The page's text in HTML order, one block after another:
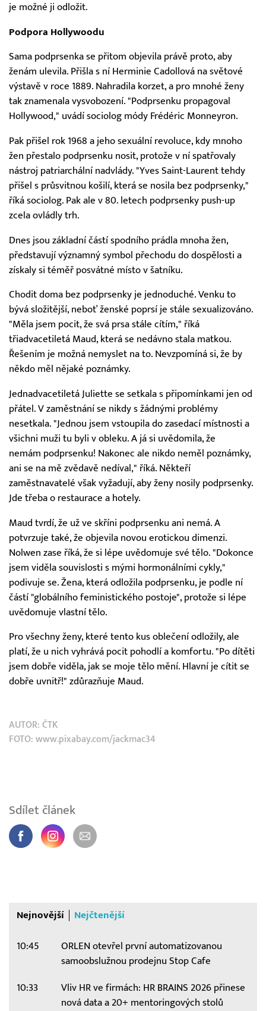
je možné ji odložit.
Podpora Hollywoodu
Sama podprsenka se přitom objevila právě proto, aby
ženám ulevila. Přišla s ní Herminie Cadollová na světové
výstavě v roce 1889. Nahradila korzet, a pro mnohé ženy
tak znamenala vysvobození. "Podprsenku propagoval
Hollywood," uvádí sociolog módy Frédéric Monneyron.
Pak přišel rok 1968 a jeho sexuální revoluce, kdy mnoho
žen přestalo podprsenku nosit, protože v ní spatřovaly
nástroj patriarchální nadvlády. "Yves Saint-Laurent tehdy
přišel s průsvitnou košilí, která se nosila bez podprsenky,"
říká sociolog. Pak ale v 80. letech podprsenky push-up
zcela ovládly trh.
Dnes jsou základní částí spodního prádla mnoha žen,
představují významný symbol přechodu do dospělosti a
získaly si téměř posvátné místo v šatníku.
Chodit doma bez podprsenky je jednoduché. Venku to
bývá složitější, neboť ženské poprsí je stále sexualizováno.
"Měla jsem pocit, že svá prsa stále cítím," říká
třiadvacetiletá Maud, která se nedávno stala matkou.
Řešením je možná nemyslet na to. Nevzpomíná si, že by
někdo měl nějaké poznámky.
Jednadvacetiletá Juliette se setkala s připomínkami jen od
přátel. V zaměstnání se nikdy s žádnými problémy
nesetkala. "Jednou jsem vstoupila do zasedací místnosti a
všichni muži tu byli v obleku. A já si uvědomila, že
nemám podprsenku! Nakonec ale nikdo neměl poznámky,
ani se na mě zvědavě nedíval," říká. Někteří
zaměstnavatelé však vyžadují, aby ženy nosily podprsenky.
Jde třeba o restaurace a hotely.
Maud tvrdí, že už ve skříni podprsenku ani nemá. A
potvrzuje také, že objevila novou erotickou dimenzi.
Nolwen zase říká, že si lépe uvědomuje své tělo. "Dokonce
jsem viděla souvislosti s mými hormonálními cykly,"
podivuje se. Žena, která odložila podprsenku, je podle ní
částí "globálního feministického postoje", protože si lépe
uvědomuje vlastní tělo.
Pro všechny ženy, které tento kus oblečení odložily, ale
platí, že u nich vyhrává pocit pohodlí a komfortu. "Po dítěti
jsem dobře viděla, jak se moje tělo mění. Hlavní je cítit se
dobře uvnitř!" zdůrazňuje Maud.
AUTOR: ČTK
FOTO: www.pixabay.com/jackmac34
Sdílet článek
Nejnovější Nejčtenější
10:45
ORLEN otevřel první automatizovanou
samoobslužnou prodejnu Stop Cafe
10:33
Vliv HR ve firmách: HR BRAINS 2026 přinese
nová data a 20+ mentoringových stolů